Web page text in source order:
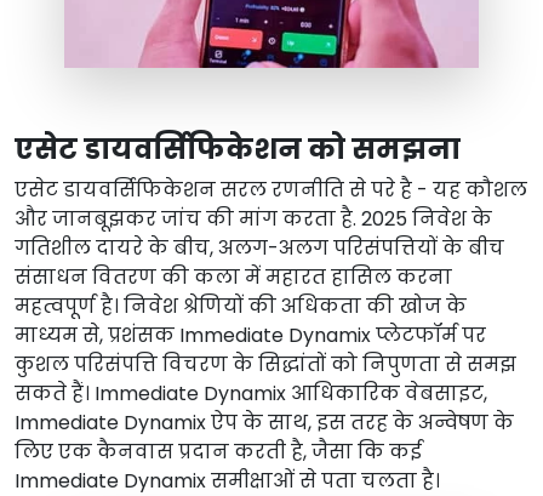
एसेट डायवर्सिफिकेशन को समझना
एसेट डायवर्सिफिकेशन सरल रणनीति से परे है - यह कौशल
और जानबूझकर जांच की मांग करता है. 2025 निवेश के
गतिशील दायरे के बीच, अलग-अलग परिसंपत्तियों के बीच
संसाधन वितरण की कला में महारत हासिल करना
महत्वपूर्ण है। निवेश श्रेणियों की अधिकता की खोज के
माध्यम से, प्रशंसक Immediate Dynamix प्लेटफॉर्म पर
कुशल परिसंपत्ति विचरण के सिद्धांतों को निपुणता से समझ
सकते हैं। Immediate Dynamix आधिकारिक वेबसाइट,
Immediate Dynamix ऐप के साथ, इस तरह के अन्वेषण के
लिए एक कैनवास प्रदान करती है, जैसा कि कई
Immediate Dynamix समीक्षाओं से पता चलता है।